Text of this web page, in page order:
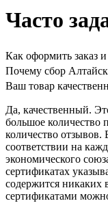
Часто
Как оформить заказ
Почему сбор
Ваш товар
Да, качественный.
большое количество
количество отзывов.
соответствии на
экономического
сертификатах
содержится никаких
сертификатами